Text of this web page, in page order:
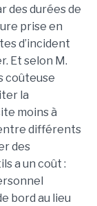
des durées de
prise en
d’incident
Et selon M.
coûteuse
la
moins à
différents
des
a un coût :
bord au lieu